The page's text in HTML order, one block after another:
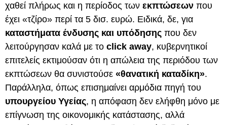
χαθεί πλήρως και η περίοδος των εκπτώσεων που
έχει «τζίρο» περί τα 5 δισ. ευρώ. Ειδικά, δε, για
καταστήματα ένδυσης και υπόδησης που δεν
λειτούργησαν καλά με το click away, κυβερνητικοί
επιτελείς εκτιμούσαν ότι η απώλεια της περιόδου των
εκπτώσεων θα συνιστούσε «θανατική καταδίκη».
Παράλληλα, όπως επισημαίνει αρμόδια πηγή του
υπουργείου Υγείας, η απόφαση δεν ελήφθη μόνο με
επίγνωση της οικονομικής κατάστασης, αλλά